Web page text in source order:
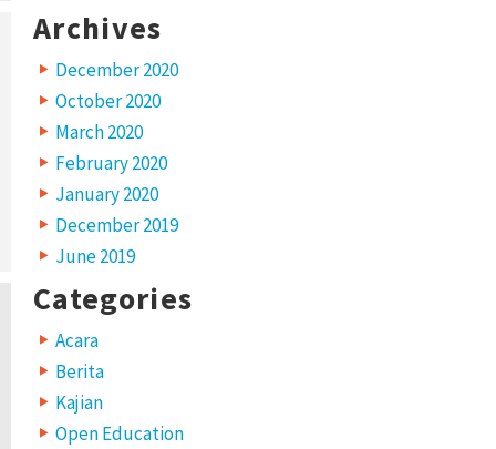
Archives
December 2020
October 2020
March 2020
February 2020
January 2020
December 2019
June 2019
Categories
Acara
Berita
Kajian
Open Education